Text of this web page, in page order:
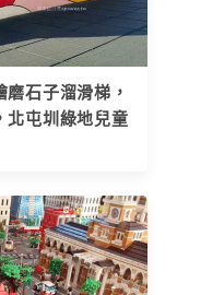
石子溜滑梯，
北屯圳綠地兒童